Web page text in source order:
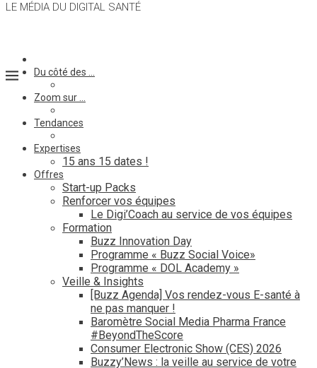
LE MÉDIA DU DIGITAL SANTÉ
Du côté des …
Zoom sur …
Tendances
Expertises
15 ans 15 dates !
Offres
Start-up Packs
Renforcer vos équipes
Le Digi’Coach au service de vos équipes
Formation
Buzz Innovation Day
Programme « Buzz Social Voice»
Programme « DOL Academy »
Veille & Insights
[Buzz Agenda] Vos rendez-vous E-santé à
ne pas manquer !
Baromètre Social Media Pharma France
#BeyondTheScore
Consumer Electronic Show (CES) 2026
Buzzy’News : la veille au service de votre